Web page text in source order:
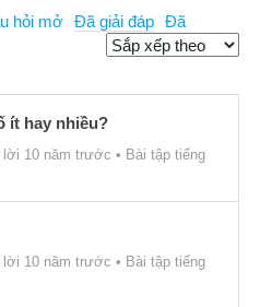
hỏi mở Đã giải đáp Đã
ít hay nhiều?
lời 10 năm trước • Bài tập tiếng
lời 10 năm trước • Bài tập tiếng